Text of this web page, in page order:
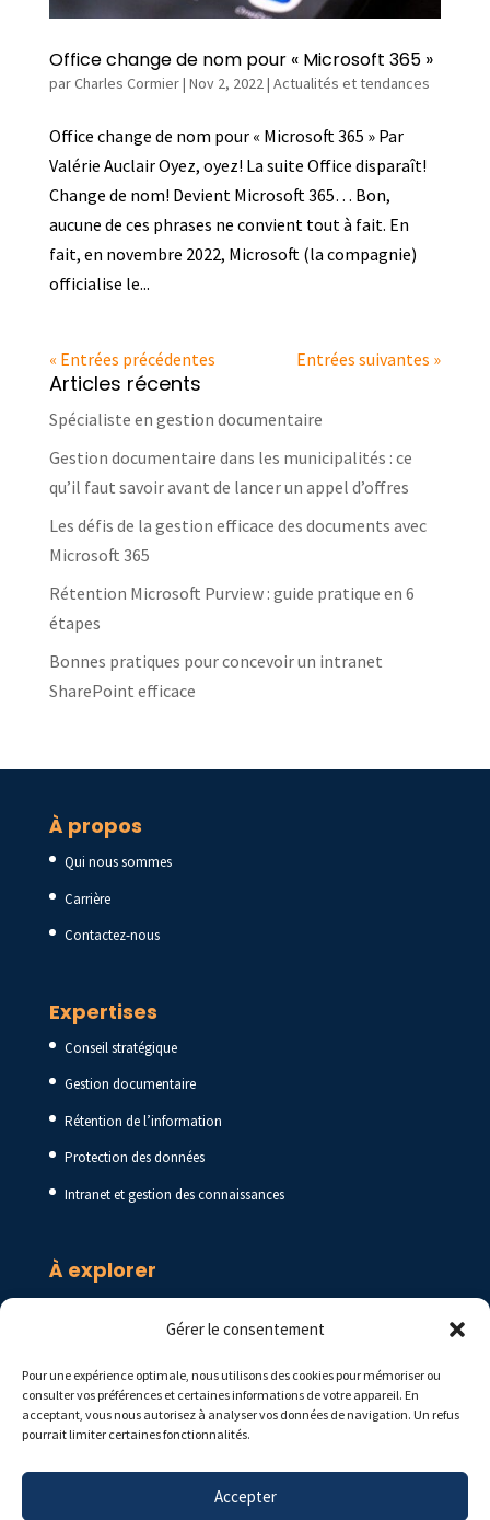
Gérer le consentement
Pour une expérience optimale, nous utilisons des cookies pour mémoriser ou
consulter vos préférences et certaines informations de votre appareil. En
acceptant, vous nous autorisez à analyser vos données de navigation. Un refus
pourrait limiter certaines fonctionnalités.
Accepter
Office change de nom pour « Microsoft 365 »
parCharles Cormier| Nov 2, 2022| Actualités et tendances
Office change de nom pour « Microsoft 365 » Par
Valérie Auclair Oyez, oyez! La suite Office disparaît!
Change de nom! Devient Microsoft 365… Bon,
aucune de ces phrases ne convient tout à fait. En
fait, en novembre 2022, Microsoft (la compagnie)
officialise le...
« Entrées précédentes Entrées suivantes »
Articles récents
Spécialiste en gestion documentaire
Gestion documentaire dans les municipalités : ce
qu’il faut savoir avant de lancer un appel d’offres
Les défis de la gestion efficace des documents avec
Microsoft 365
Rétention Microsoft Purview : guide pratique en 6
étapes
Bonnes pratiques pour concevoir un intranet
SharePoint efficace
À propos
Qui nous sommes
Carrière
Contactez-nous
Expertises
Conseil stratégique
Gestion documentaire
Rétention de l’information
Protection des données
Intranet et gestion des connaissances
À explorer
Foire aux questions